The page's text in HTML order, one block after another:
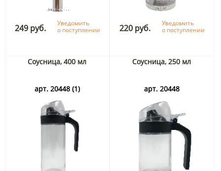
249 руб.
Уведомить
о поступлении
220 руб.
Уведомить
о поступлении
Соусница, 400 мл
арт. 20448 (1)
Соусница, 250 мл
арт. 20448